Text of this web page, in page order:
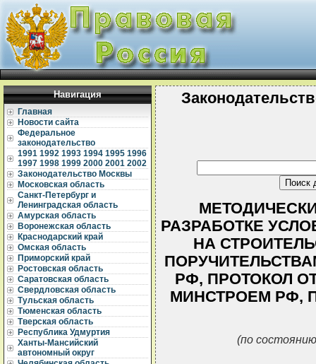
Навигация
Главная
Новости сайта
Федеральное
законодательство
1991 1992 1993 1994 1995 1996
1997 1998 1999 2000 2001 2002
Законодательство Москвы
Московская область
Санкт-Петербург и
Ленинградская область
Амурская область
Воронежская область
Краснодарский край
Омская область
Приморский край
Ростовская область
Саратовская область
Свердловская область
Тульская область
Тюменская область
Тверская область
Республика Удмуртия
Ханты-Мансийский
автономный округ
РАЗРАБОТКЕ
НА
РФ, ПРОТОКОЛ
МИНСТРОЕМ РФ,
(по